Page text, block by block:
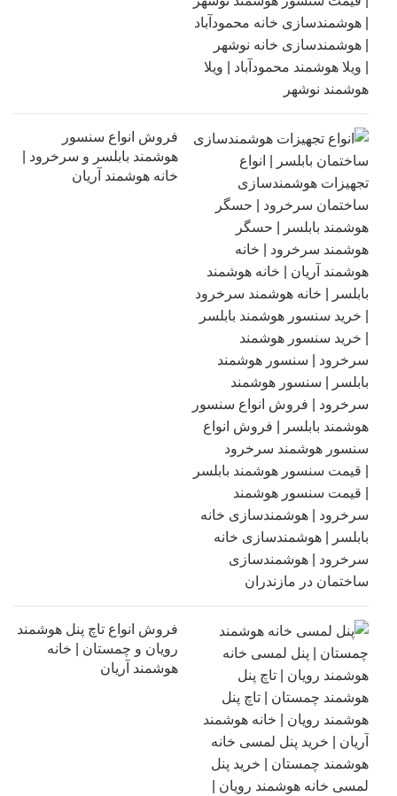
فروش انواع سنسور
هوشمند بابلسر و سرخرود |
خانه هوشمند آریان
فروش انواع تاچ پنل هوشمند
رویان و چمستان | خانه
هوشمند آریان